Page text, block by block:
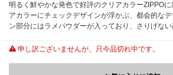
明るく鮮やかな発色で好評のクリアカラーZIPPO
アカラーにチェックデザインが浮かぶ、都会的な
ン部分にはラメパウダーが入っており、さりげない
申し訳ございませんが、只今品切れ中です。